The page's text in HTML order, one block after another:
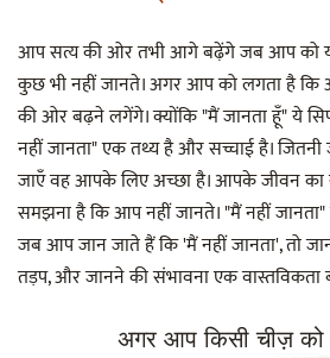
आप सत्य की ओर तभी आगे बढ़ेंगे जब आप को
कुछ भी नहीं जानते। अगर आप को लगता है
की ओर बढ़ने लगेंगे। क्योंकि "मैं जानता हूँ" ये
नहीं जानता" एक तथ्य है और सच्चाई है।
जाएँ वह आपके लिए अच्छा है। आपके जीवन का
समझना है कि आप नहीं जानते। "मैं नहीं
जब आप जान जाते हैं कि 'मैं नहीं जानता', तो
तड़प, और जानने की संभावना एक वास्तविकता
अगर आप किसी चीज़